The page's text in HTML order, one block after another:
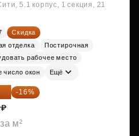
5.1 корпус, 1 секция, 21
Скидка
отделка
Постирочная
рабочее место
число окон Ещё
₽ -16%
м²